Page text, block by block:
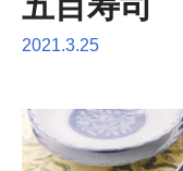
2021.3.25